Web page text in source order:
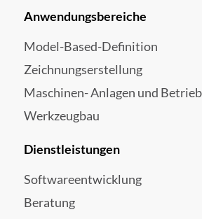
Anwendungsbereiche
Model-Based-Definition
Zeichnungserstellung
Maschinen- Anlagen und
Werkzeugbau
Dienstleistungen
Softwareentwicklung
Beratung